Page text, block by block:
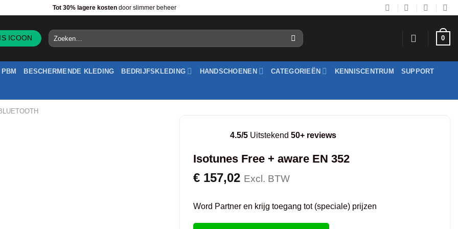
Tot 30% lagere kosten door slimmer beheer
Zoeken
naar:
0
PBM BESCHERMENDE KLEDING BEDRIJFSKLEDING HANDSCHOENEN CATEGORIEËN KENNISCENTRUM SUPPORT
4.5/5 Uitstekend 50+ reviews
Isotunes Free + aware EN 352
€157,02 Excl. BTW
Word Partner en krijg toegang tot (speciale) prijzen